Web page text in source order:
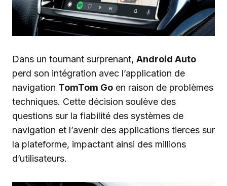
Dans un tournant surprenant, Android Auto
perd son intégration avec l’application de
navigation TomTom Go en raison de problèmes
techniques. Cette décision soulève des
questions sur la fiabilité des systèmes de
navigation et l’avenir des applications tierces sur
la plateforme, impactant ainsi des millions
d’utilisateurs.